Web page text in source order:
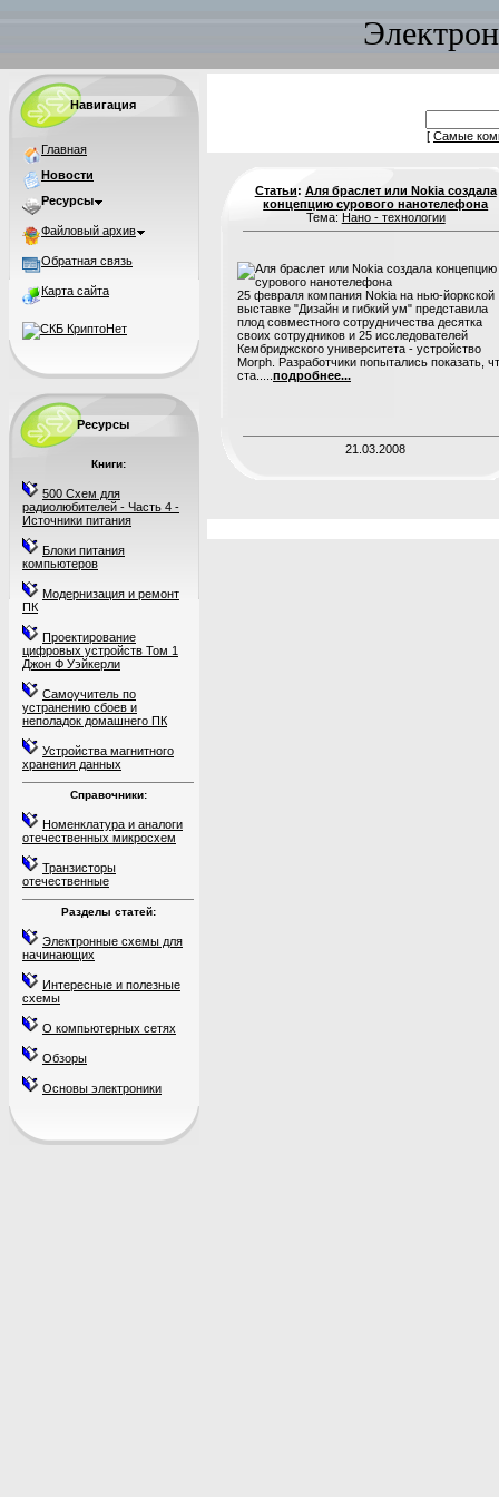
Навигация
Главная
Новости
Ресурсы
Файловый архив
Обратная связь
Карта сайта
Ресурсы
Книги:
500 Схем для
радиолюбителей - Часть 4 -
Источники питания
Блоки питания
компьютеров
Модернизация и ремонт
ПК
Проектирование
цифровых устройств Том 1
Джон Ф Уэйкерли
Самоучитель по
устранению сбоев и
неполадок домашнего ПК
Устройства магнитного
хранения данных
Справочники:
Номенклатура и аналоги
отечественных микросхем
Транзисторы
отечественные
Разделы статей:
Электронные схемы для
начинающих
Интересные и полезные
схемы
О компьютерных сетях
Обзоры
Основы электроники
[ Самые
Статьи: Аля браслет или Nokia создала
концепцию сурового нанотелефона
Тема: Нано - технологии
25 февраля компания Nokia на нью-йоркской
выставке "Дизайн и гибкий ум" представила
плод совместного сотрудничества десятка
своих сотрудников и 25 исследователей
Кембриджского университета - устройство
Morph. Разработчики попытались показать,
ста..... подробнее...
21.03.2008